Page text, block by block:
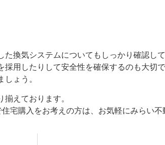
換気システムについてもしっかり確認して
用したりして安全性を確保するのも大切で
ょう。
えております。
宅購入をお考えの方は、お気軽にみらい不